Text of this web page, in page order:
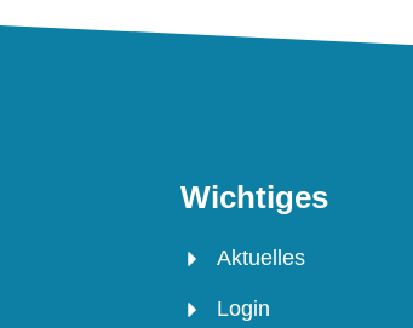
Wichtiges
Aktuelles
Login